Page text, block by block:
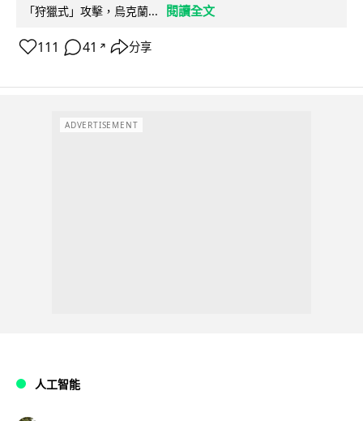
「狩獵式」攻擊，烏克蘭...
閱讀全文
111 41 ↗ 分享
ADVERTISEMENT
人工智能